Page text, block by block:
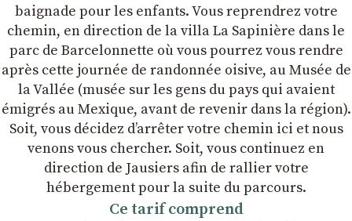
baignade pour les enfants. Vous reprendrez votre
chemin, en direction de la villa La Sapinière dans le
parc de Barcelonnette où vous pourrez vous rendre
après cette journée de randonnée oisive, au Musée de
la Vallée (musée sur les gens du pays qui avaient
émigrés au Mexique, avant de revenir dans la région).
Soit, vous décidez d’arrêter votre chemin ici et nous
venons vous chercher. Soit, vous continuez en
direction de Jausiers afin de rallier votre
hébergement pour la suite du parcours.
Ce tarif comprend